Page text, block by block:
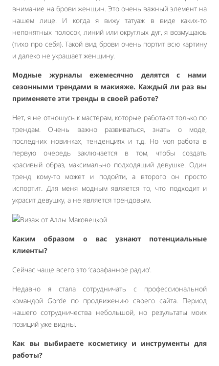
внимание на брови женщин. Это очень важный элемент на
нашем лице. И когда я вижу татуаж в виде каких-то
непонятных полосок, линий или округлых дуг, я возмущаюь
(тихо про себя). Такой вид брови очень портит всю картину
и далеко не украшает женщину.
Модные журналы ежемесячно делятся с нами
сезонными трендами в макияже. Каждый ли раз вы
применяете эти тренды в своей работе?
Нет, я не отношусь к мастерам, которые работают только по
трендам. Очень важно развиваться, знать о моде,
последних новинках, тенденциях и т.д. Но моя работа в
первую очередь заключается в том, чтобы создать
красивый образ, максимально подходящий девушке. Один
тренд кому-то может и подойти, а второго он просто
испортит. Для меня модным является то, что подходит и
украсит девушку, а не является трендовым.
Каким образом о вас узнают потенциальные
клиенты?
Сейчас чаще всего это ‘сарафанное радио’.
Недавно я стала сотрудничать с профессиональной
командой Gorde по продвижению своего сайта. Период
нашего сотрудничества небольшой, но результаты моих
позиций уже видны.
Как вы выбираете косметику и инструменты для
работы?